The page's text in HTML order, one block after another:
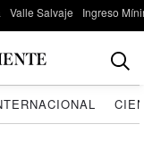
Valle Salvaje Ingreso